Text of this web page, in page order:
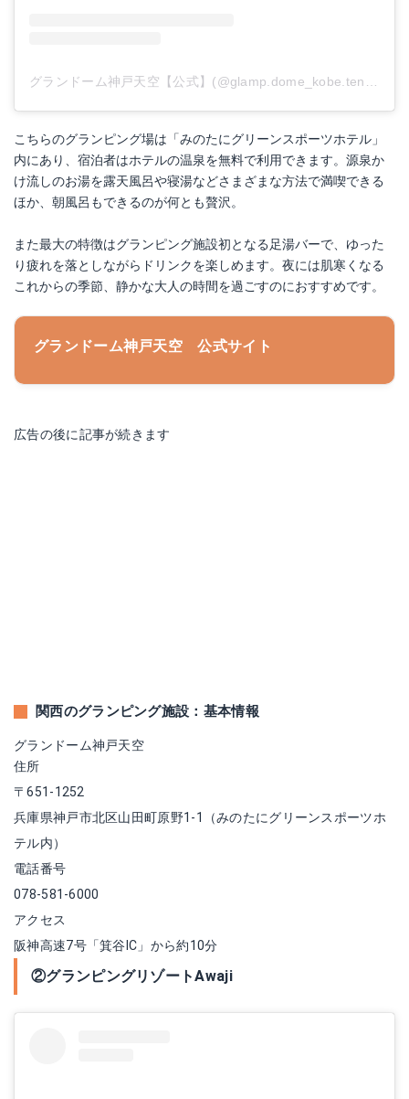
グランドーム神戸天空【公式】(@glamp.dome_kobe.tenku)がシェアした投稿
こちらのグランピング場は「みのたにグリーンスポーツホテル」
内にあり、宿泊者はホテルの温泉を無料で利用できます。源泉か
け流しのお湯を露天風呂や寝湯などさまざまな方法で満喫できる
ほか、朝風呂もできるのが何とも贅沢。
また最大の特徴はグランピング施設初となる足湯バーで、ゆった
り疲れを落としながらドリンクを楽しめます。夜には肌寒くなる
これからの季節、静かな大人の時間を過ごすのにおすすめです。
グランドーム神戸天空 公式サイト
広告の後に記事が続きます
関西のグランピング施設：基本情報
グランドーム神戸天空
住所
〒651-1252
兵庫県神戸市北区山田町原野1-1（みのたにグリーンスポーツホ
テル内）
電話番号
078-581-6000
アクセス
阪神高速7号「箕谷IC」から約10分
②グランピングリゾートAwaji